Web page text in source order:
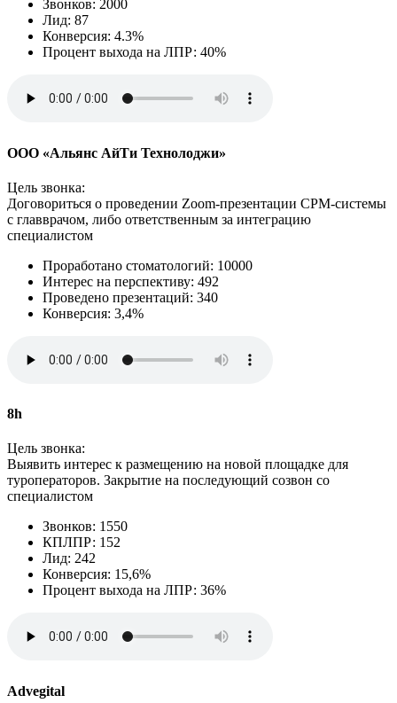
Звонков: 2000
Лид: 87
Конверсия: 4.3%
Процент выхода на ЛПР: 40%
ООО «Альянс АйТи Технолоджи»
Цель звонка:
Договориться о проведении Zoom‑презентации СРМ-системы
с главврачом, либо ответственным за интеграцию
специалистом
Проработано стоматологий: 10000
Интерес на перспективу: 492
Проведено презентаций: 340
Конверсия: 3,4%
8h
Цель звонка:
Выявить интерес к размещению на новой площадке для
туроператоров. Закрытие на последующий созвон со
специалистом
Звонков: 1550
КПЛПР: 152
Лид: 242
Конверсия: 15,6%
Процент выхода на ЛПР: 36%
Advegital